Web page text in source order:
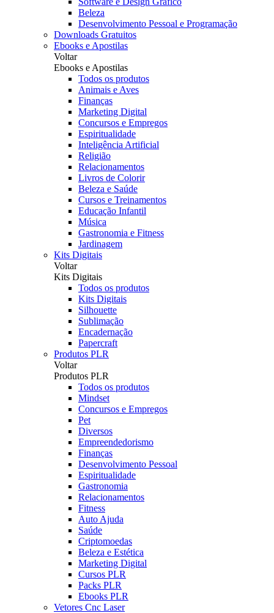
Beleza
Desenvolvimento Pessoal e Programação
Downloads Gratuitos
Ebooks e Apostilas
Voltar
Ebooks e Apostilas
Todos os produtos
Animais e Aves
Finanças
Marketing Digital
Concursos e Empregos
Espiritualidade
Inteligência Artificial
Religião
Relacionamentos
Livros de Colorir
Beleza e Saúde
Cursos e Treinamentos
Educação Infantil
Música
Gastronomia e Fitness
Jardinagem
Kits Digitais
Voltar
Kits Digitais
Todos os produtos
Kits Digitais
Silhouette
Sublimação
Encadernação
Papercraft
Produtos PLR
Voltar
Produtos PLR
Todos os produtos
Mindset
Concursos e Empregos
Pet
Diversos
Empreendedorismo
Finanças
Desenvolvimento Pessoal
Espiritualidade
Gastronomia
Relacionamentos
Fitness
Auto Ajuda
Saúde
Criptomoedas
Beleza e Estética
Marketing Digital
Cursos PLR
Packs PLR
Ebooks PLR
Vetores Cnc Laser